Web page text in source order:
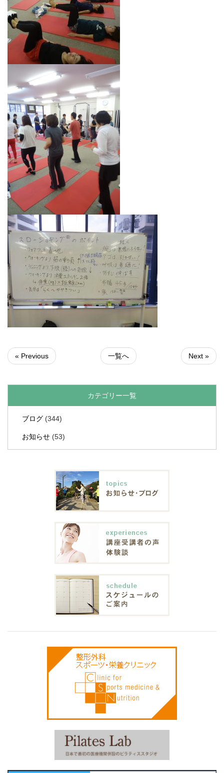
« Previous 一覧へ Next »
カテゴリー一覧
ブログ (344)
お知らせ (53)